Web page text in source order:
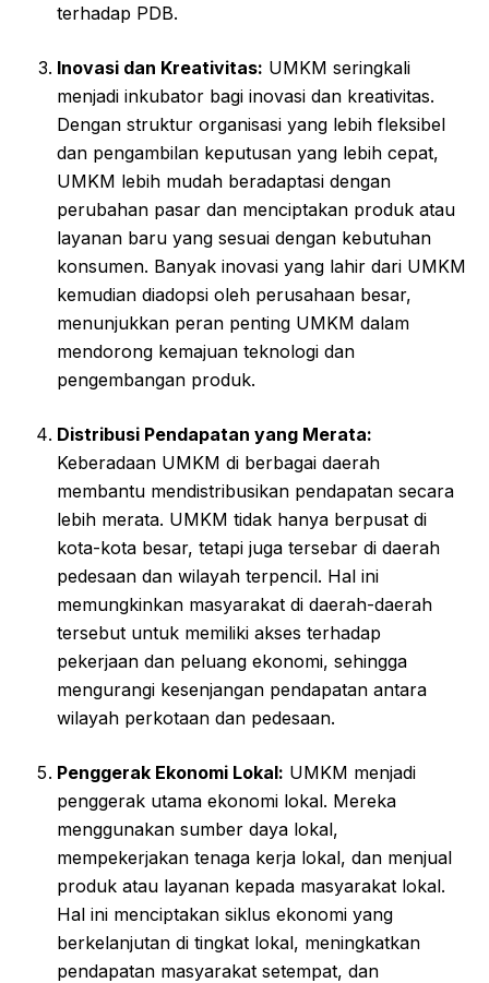
terhadap PDB.
Inovasi dan Kreativitas: UMKM seringkali
menjadi inkubator bagi inovasi dan kreativitas.
Dengan struktur organisasi yang lebih fleksibel
dan pengambilan keputusan yang lebih cepat,
UMKM lebih mudah beradaptasi dengan
perubahan pasar dan menciptakan produk atau
layanan baru yang sesuai dengan kebutuhan
konsumen. Banyak inovasi yang lahir dari UMKM
kemudian diadopsi oleh perusahaan besar,
menunjukkan peran penting UMKM dalam
mendorong kemajuan teknologi dan
pengembangan produk.
Distribusi Pendapatan yang Merata:
Keberadaan UMKM di berbagai daerah
membantu mendistribusikan pendapatan secara
lebih merata. UMKM tidak hanya berpusat di
kota-kota besar, tetapi juga tersebar di daerah
pedesaan dan wilayah terpencil. Hal ini
memungkinkan masyarakat di daerah-daerah
tersebut untuk memiliki akses terhadap
pekerjaan dan peluang ekonomi, sehingga
mengurangi kesenjangan pendapatan antara
wilayah perkotaan dan pedesaan.
Penggerak Ekonomi Lokal: UMKM menjadi
penggerak utama ekonomi lokal. Mereka
menggunakan sumber daya lokal,
mempekerjakan tenaga kerja lokal, dan menjual
produk atau layanan kepada masyarakat lokal.
Hal ini menciptakan siklus ekonomi yang
berkelanjutan di tingkat lokal, meningkatkan
pendapatan masyarakat setempat, dan